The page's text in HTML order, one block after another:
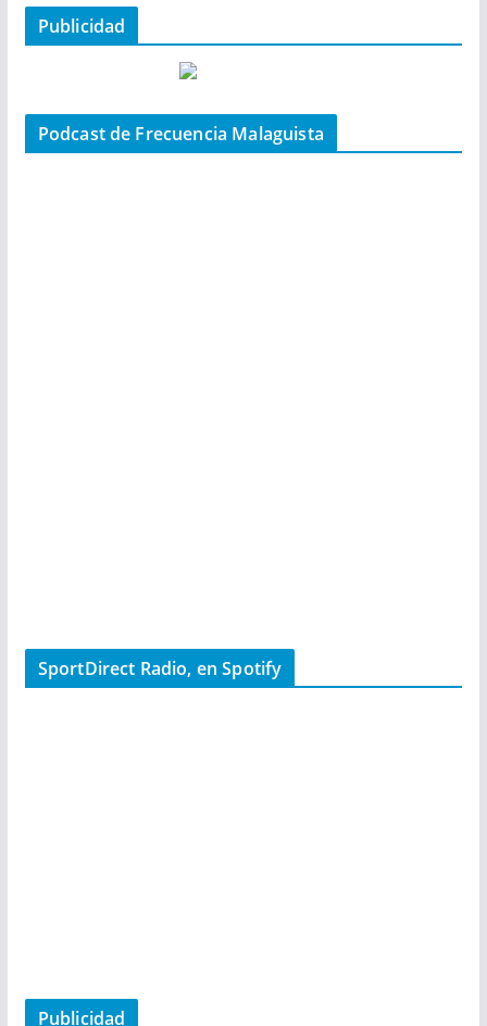
Publicidad
Podcast de Frecuencia Malaguista
SportDirect Radio, en Spotify
Publicidad